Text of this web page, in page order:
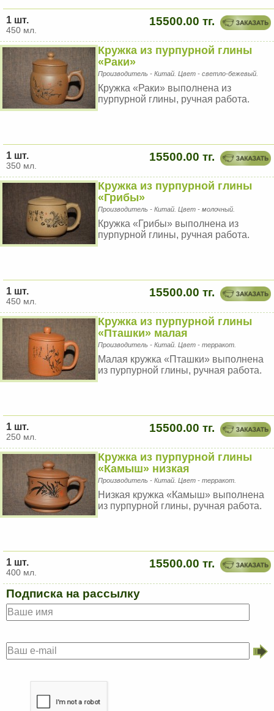
15500.00 тг.
1 шт.
450 мл.
Кружка из пурпурной глины
«Раки»
Производитель - Китай. Цвет - светло-бежевый.
Кружка «Раки» выполнена из
пурпурной глины, ручная работа.
15500.00 тг.
1 шт.
350 мл.
Кружка из пурпурной глины
«Грибы»
Производитель - Китай. Цвет - молочный.
Кружка «Грибы» выполнена из
пурпурной глины, ручная работа.
15500.00 тг.
1 шт.
450 мл.
Кружка из пурпурной глины
«Пташки» малая
Производитель - Китай. Цвет - терракот.
Малая кружка «Пташки» выполнена
из пурпурной глины, ручная работа.
15500.00 тг.
1 шт.
250 мл.
Кружка из пурпурной глины
«Камыш» низкая
Производитель - Китай. Цвет - терракот.
Низкая кружка «Камыш» выполнена
из пурпурной глины, ручная работа.
15500.00 тг.
1 шт.
400 мл.
Подписка на рассылку